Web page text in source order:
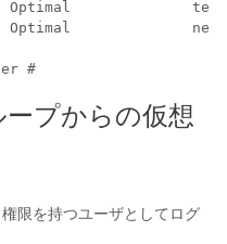
#
プからの仮想
限を持つユーザとしてログ